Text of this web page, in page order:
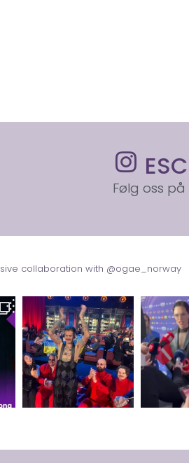
Følg oss
collaboration with @ogae_norway